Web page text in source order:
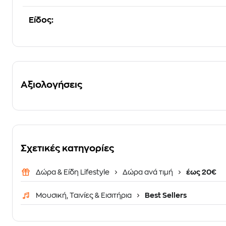
Είδος:
Αξιολογήσεις
Σχετικές κατηγορίες
Δώρα & Είδη Lifestyle Δώρα ανά τιμή έως 20€
Μουσική, Ταινίες & Εισιτήρια Best Sellers